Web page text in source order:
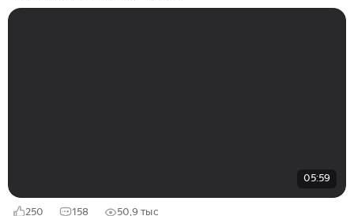
05:59
250 158 50,9 тыс